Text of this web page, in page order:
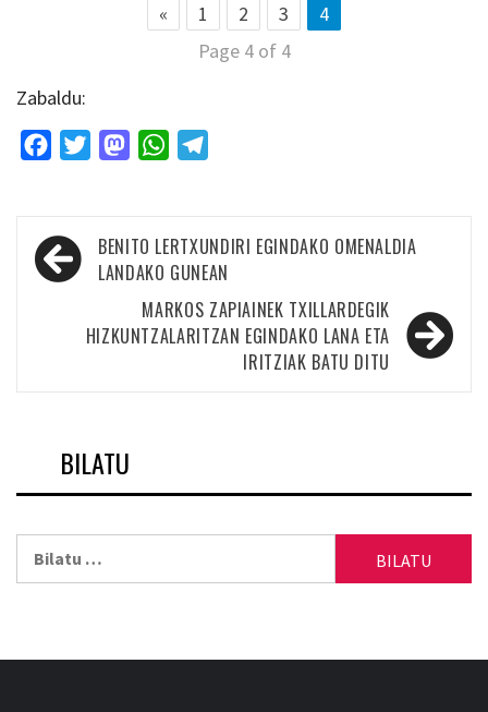
« 1 2 3
4
Page 4 of 4
Zabaldu:
FacebookTwitterMastodonWhatsApp
Bidalketetan
zehar
nabigatu
BENITO LERTXUNDIRI EGINDAKO OMENALDIA
LANDAKO GUNEAN
MARKOS ZAPIAINEK TXILLARDEGIK
HIZKUNTZALARITZAN EGINDAKO LANA ETA
IRITZIAK BATU DITU
BILATU